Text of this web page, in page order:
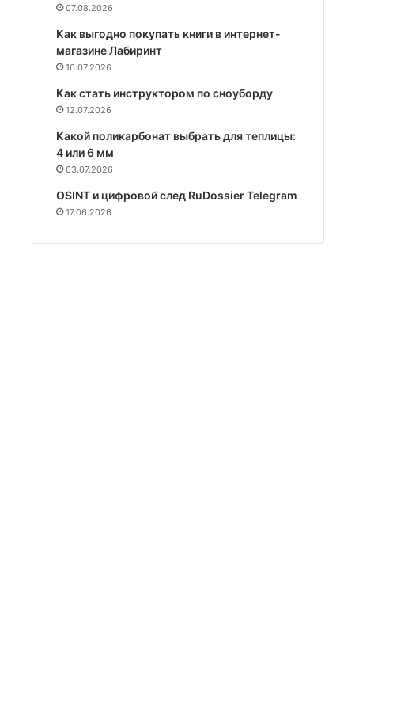
07.08.2026
Как выгодно покупать книги в интернет-
магазине Лабиринт
16.07.2026
Как стать инструктором по сноуборду
12.07.2026
Какой поликарбонат выбрать для теплицы:
4 или 6 мм
03.07.2026
OSINT и цифровой след RuDossier Telegram
17.06.2026